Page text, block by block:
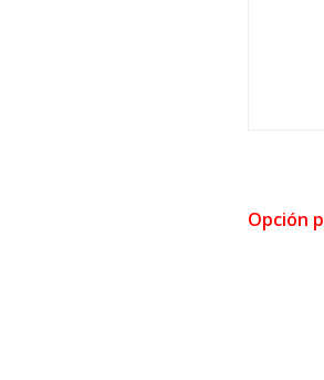
Opción